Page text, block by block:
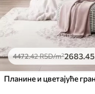
4472.42RSD/m²2683.45